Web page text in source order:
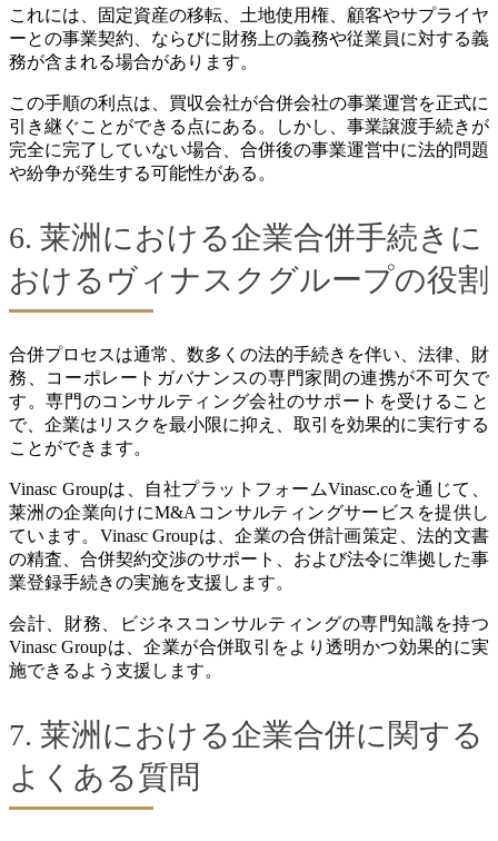
これには、固定資産の移転、土地使用権、顧客やサプライヤ
ーとの事業契約、ならびに財務上の義務や従業員に対する義
務が含まれる場合があります。
この手順の利点は、買収会社が合併会社の事業運営を正式に
引き継ぐことができる点にある。しかし、事業譲渡手続きが
完全に完了していない場合、合併後の事業運営中に法的問題
や紛争が発生する可能性がある。
6. 莱洲における企業合併手続きに
おけるヴィナスクグループの役割
合併プロセスは通常、数多くの法的手続きを伴い、法律、財
務、コーポレートガバナンスの専門家間の連携が不可欠で
す。専門のコンサルティング会社のサポートを受けること
で、企業はリスクを最小限に抑え、取引を効果的に実行する
ことができます。
Vinasc Groupは、自社プラットフォームVinasc.coを通じて、
莱洲の企業向けにM&Aコンサルティングサービスを提供し
ています。Vinasc Groupは、企業の合併計画策定、法的文書
の精査、合併契約交渉のサポート、および法令に準拠した事
業登録手続きの実施を支援します。
会計、財務、ビジネスコンサルティングの専門知識を持つ
Vinasc Groupは、企業が合併取引をより透明かつ効果的に実
施できるよう支援します。
7. 莱洲における企業合併に関する
よくある質問